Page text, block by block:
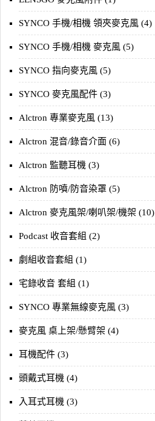
SYNCO 手機/相機 領夾麥克風 (4)
SYNCO 手機/相機 麥克風 (5)
SYNCO 指向麥克風 (5)
SYNCO 麥克風配件 (3)
Alctron 專業麥克風 (13)
Alctron 混音/錄音介面 (6)
Alctron 監聽耳機 (3)
Alctron 防噴/防音染罩 (5)
Alctron 麥克風架/喇叭架/機架 (10)
Podcast 收音套組 (2)
劇組收音套組 (1)
宅錄收音 套組 (1)
SYNCO 專業無線麥克風 (3)
麥克風 桌上架/懸臂架 (4)
耳機配件 (3)
頭戴式耳機 (4)
入耳式耳機 (3)